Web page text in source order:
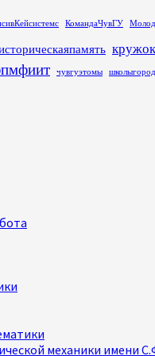
КомандаЧувГУ
чувгуэтомы
механики имени